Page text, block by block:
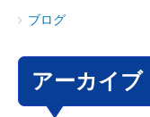
ブログ
アーカイブ